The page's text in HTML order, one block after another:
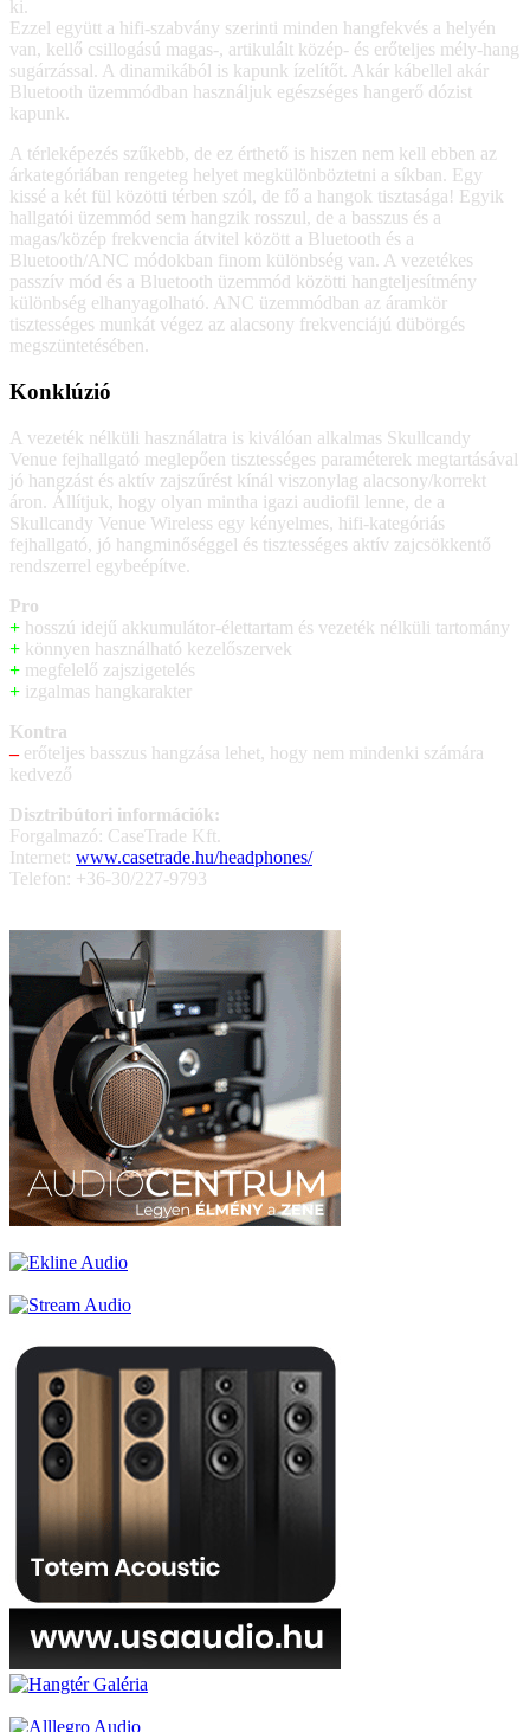
ki.
Ezzel együtt a hifi-szabvány szerinti minden hangfekvés a helyén
van, kellő csillogású magas-, artikulált közép- és erőteljes mély-hang
sugárzással. A dinamikából is kapunk ízelítőt. Akár kábellel akár
Bluetooth üzemmódban használjuk egészséges hangerő dózist
kapunk.
A térleképezés szűkebb, de ez érthető is hiszen nem kell ebben az
árkategóriában rengeteg helyet megkülönböztetni a síkban. Egy
kissé a két fül közötti térben szól, de fő a hangok tisztasága! Egyik
hallgatói üzemmód sem hangzik rosszul, de a basszus és a
magas/közép frekvencia átvitel között a Bluetooth és a
Bluetooth/ANC módokban finom különbség van. A vezetékes
passzív mód és a Bluetooth üzemmód közötti hangteljesítmény
különbség elhanyagolható. ANC üzemmódban az áramkör
tisztességes munkát végez az alacsony frekvenciájú dübörgés
megszüntetésében.
Konklúzió
A vezeték nélküli használatra is kiválóan alkalmas Skullcandy
Venue fejhallgató meglepően tisztességes paraméterek megtartásával
jó hangzást és aktív zajszűrést kínál viszonylag alacsony/korrekt
áron. Állítjuk, hogy olyan mintha igazi audiofil lenne, de a
Skullcandy Venue Wireless egy kényelmes, hifi-kategóriás
fejhallgató, jó hangminőséggel és tisztességes aktív zajcsökkentő
rendszerrel egybeépítve.
Pro
+ hosszú idejű akkumulátor-élettartam és vezeték nélküli tartomány
+ könnyen használható kezelőszervek
+ megfelelő zajszigetelés
+ izgalmas hangkarakter
Kontra
–erőteljes basszus hangzása lehet, hogy nem mindenki számára
kedvező
Disztribútori információk:
Forgalmazó: CaseTrade Kft.
Internet: www.casetrade.hu/headphones/
Telefon: +36-30/227-9793